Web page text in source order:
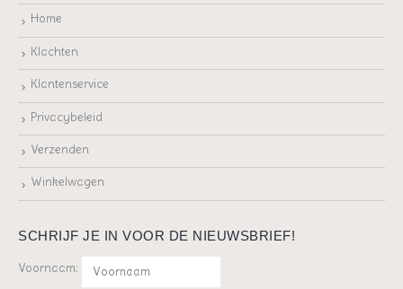
Home
Klachten
Klantenservice
Privacybeleid
Verzenden
Winkelwagen
SCHRIJF JE IN VOOR DE NIEUWSBRIEF!
Voornaam: